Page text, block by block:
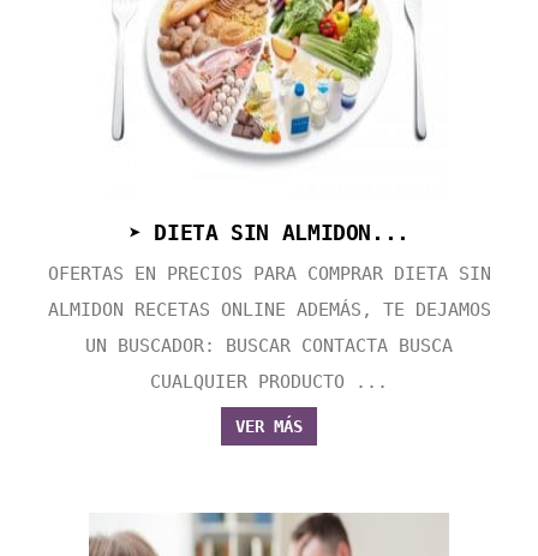
➤ DIETA SIN ALMIDON...
OFERTAS EN PRECIOS PARA COMPRAR DIETA SIN
ALMIDON RECETAS ONLINE ADEMÁS, TE DEJAMOS
UN BUSCADOR: BUSCAR CONTACTA BUSCA
CUALQUIER PRODUCTO ...
VER MÁS